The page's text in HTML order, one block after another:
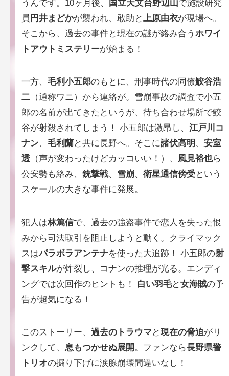
うんです。10ヶ月後、 国立天文台野辺山で施設研究
員 円井まどかが襲われ、敢助と上原由衣が現場へ。
そこから、過去の事件と現在の謎が絡み合うホワイ
トアウトミステリーが始まる！
一方、毛利小五郎のもとに、刑事時代の同僚鮫谷浩
二 （通称ワニ）から連絡が。雪崩事故の調査で小五
郎の名前が出てきたというが、待ち合わせ場所で鮫
谷が射殺されてしまう！ 小五郎は激昂し、江戸川コ
ナン、毛利蘭と共に長野へ。そこに諸伏高明 、安室
透 （声が変わったけどカッコいい！）、 風見裕也ら
公安勢も絡み、銃撃戦、 雪崩、衛星通信傍受という
スケールの大きな事件に発展。
犯人は林篤信で、過去の強盗事件で恋人を失った恨
みから司法取引を阻止しようと動く。クライマック
スはパラボラアンテナを使った大追跡！ 小五郎の射
撃スキルが炸裂し、コナンの推理が光る。エンディ
ングでは次回作のヒントも！ 白い羽毛と女海賊の予
告が超気になる！
このストーリー、過去のトラウマ と現在の脅迫がリ
ンクして、 息もつかせぬ展開 。ファンなら長野県警
トリオの掘り下げに涙腺崩壊間違いなし！